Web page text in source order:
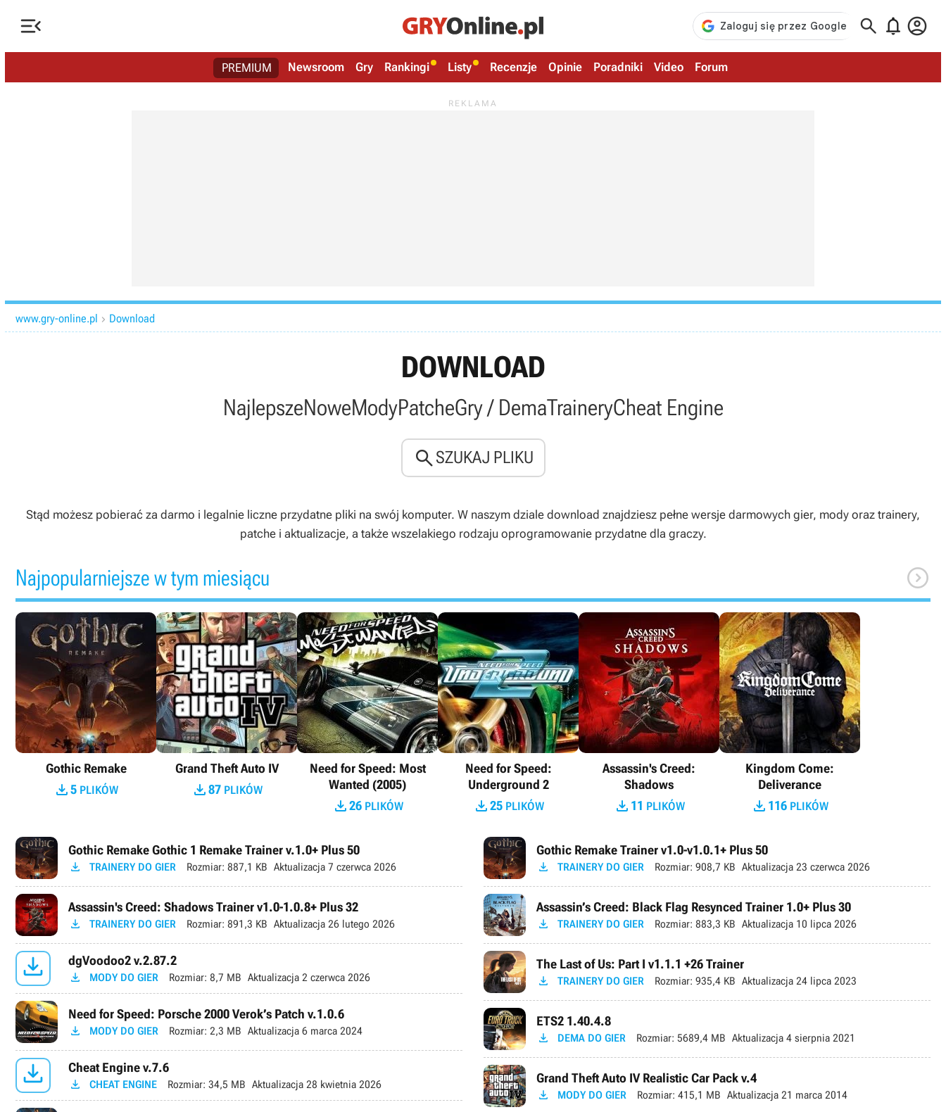
   
PREMIUM Newsroom Gry Rankingi Listy Recenzje Opinie Poradniki Video Forum
www.gry-online.pl  Download
DOWNLOAD
NajlepszeNoweModyPatcheGry / DemaTraineryCheat Engine
SZUKAJ PLIKU
Stąd możesz pobierać za darmo i legalnie liczne przydatne pliki na swój komputer. W naszym dziale download znajdziesz pełne wersje darmowych gier, mody oraz trainery,
patche i aktualizacje, a także wszelakiego rodzaju oprogramowanie przydatne dla graczy.
Najpopularniejsze w tym miesiącu 
Gothic Remake
5 PLIKÓW
Grand Theft Auto IV
87PLIKÓW
Need for Speed: Most
Wanted (2005)
26PLIKÓW
Need for Speed:
Underground 2
25PLIKÓW
Assassin's Creed:
Shadows
 11 PLIKÓW
Kingdom Come:
Deliverance
 116 PLIKÓW
Gothic Remake Gothic 1 Remake Trainer v.1.0+ Plus 50
 TRAINERY DO GIER Rozmiar: 887,1 KB Aktualizacja 7 czerwca 2026
Assassin's Creed: Shadows Trainer v1.0-1.0.8+ Plus 32
 TRAINERY DO GIER Rozmiar: 891,3 KB Aktualizacja 26 lutego 2026
 dgVoodoo2 v.2.87.2
 MODY DO GIER Rozmiar: 8,7 MB Aktualizacja 2 czerwca 2026
Need for Speed: Porsche 2000 Verok’s Patch v.1.0.6
 MODY DO GIER Rozmiar: 2,3 MB Aktualizacja 6 marca 2024
 Cheat Engine v.7.6
 CHEAT ENGINE Rozmiar: 34,5 MB Aktualizacja 28 kwietnia 2026
Gothic Remake Trainer v1.0-v1.0.1+ Plus 50
 TRAINERY DO GIER Rozmiar: 908,7 KB Aktualizacja 23 czerwca 2026
Assassin’s Creed: Black Flag Resynced Trainer 1.0+ Plus 30
 TRAINERY DO GIER Rozmiar: 883,3 KB Aktualizacja 10 lipca 2026
The Last of Us: Part I v1.1.1 +26 Trainer
 TRAINERY DO GIER Rozmiar: 935,4 KB Aktualizacja 24 lipca 2023
ETS2 1.40.4.8
 DEMA DO GIER Rozmiar: 5689,4 MB Aktualizacja 4 sierpnia 2021
Grand Theft Auto IV Realistic Car Pack v.4
 MODY DO GIER Rozmiar: 415,1 MB Aktualizacja 21 marca 2014